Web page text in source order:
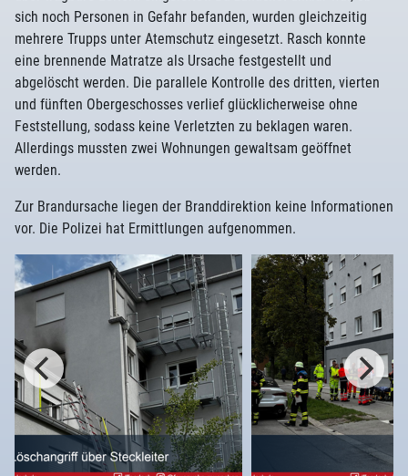
sich noch Personen in Gefahr befanden, wurden gleichzeitig
mehrere Trupps unter Atemschutz eingesetzt. Rasch konnte
eine brennende Matratze als Ursache festgestellt und
abgelöscht werden. Die parallele Kontrolle des dritten, vierten
und fünften Obergeschosses verlief glücklicherweise ohne
Feststellung, sodass keine Verletzten zu beklagen waren.
Allerdings mussten zwei Wohnungen gewaltsam geöffnet
werden.
Zur Brandursache liegen der Branddirektion keine Informationen
vor. Die Polizei hat Ermittlungen aufgenommen.